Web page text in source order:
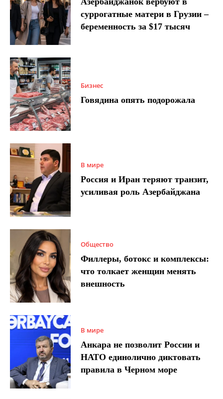
суррогатные матери в Грузии –
беременность за $17 тысяч
Бизнес
Говядина опять подорожала
В мире
Россия и Иран теряют транзит,
усиливая роль Азербайджана
Общество
Филлеры, ботокс и комплексы:
что толкает женщин менять
внешность
В мире
Анкара не позволит России и
НАТО единолично диктовать
правила в Черном море